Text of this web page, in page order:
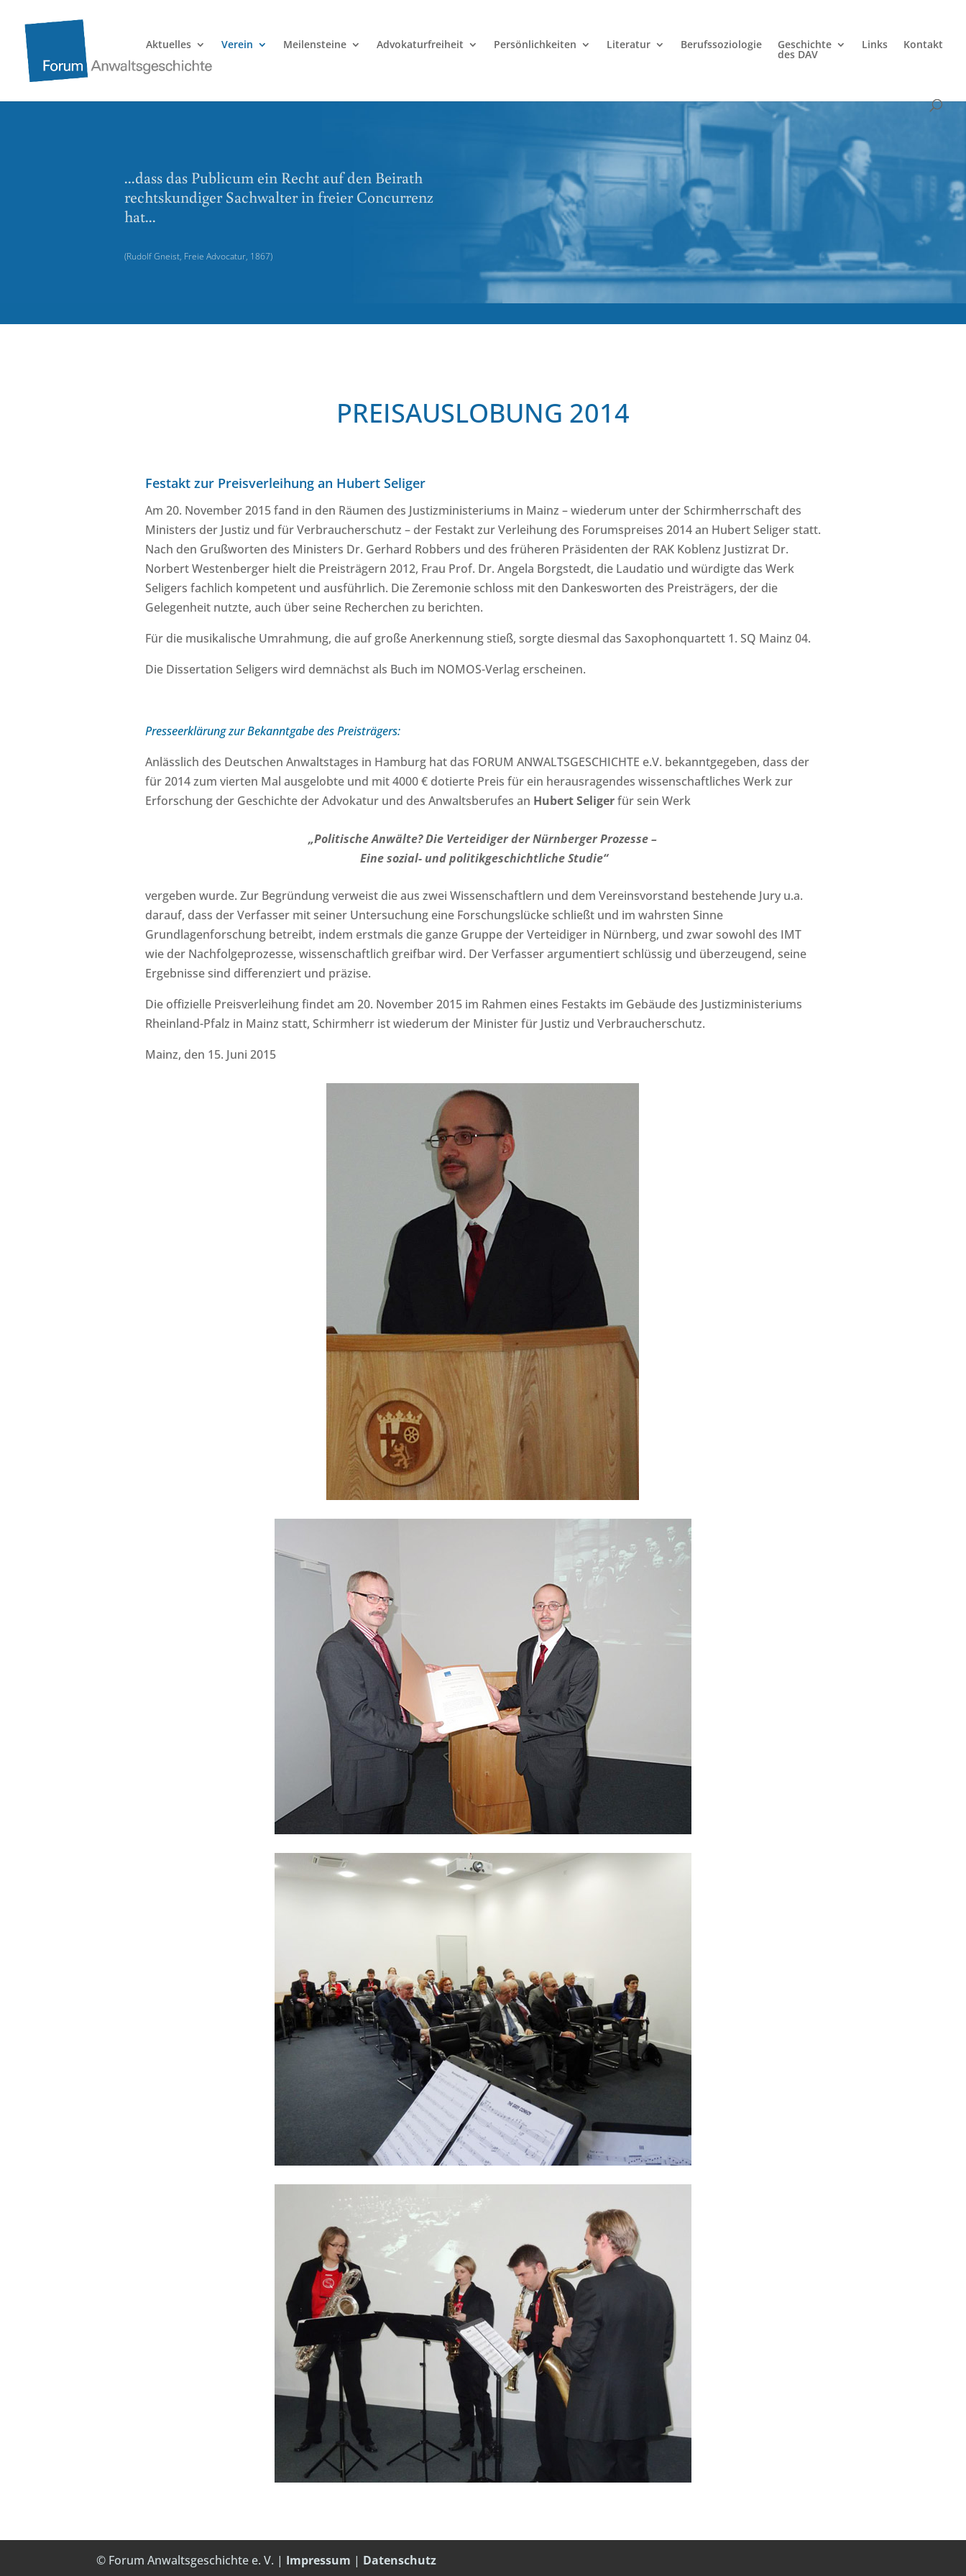
Aktuelles Verein Meilensteine Advokaturfreiheit Persönlichkeiten Literatur Berufssoziologie Geschichte
des DAV
Links Kontakt
...dass das Publicum ein Recht auf den Beirath
rechtskundiger Sachwalter in freier Concurrenz
hat...
(Rudolf Gneist, Freie Advocatur, 1867)
PREISAUSLOBUNG 2014
Festakt zur Preisverleihung an Hubert Seliger
Am 20. November 2015 fand in den Räumen des Justizministeriums in Mainz – wiederum unter der Schirmherrschaft des
Ministers der Justiz und für Verbraucherschutz – der Festakt zur Verleihung des Forumspreises 2014 an Hubert Seliger statt.
Nach den Grußworten des Ministers Dr. Gerhard Robbers und des früheren Präsidenten der RAK Koblenz Justizrat Dr.
Norbert Westenberger hielt die Preisträgern 2012, Frau Prof. Dr. Angela Borgstedt, die Laudatio und würdigte das Werk
Seligers fachlich kompetent und ausführlich. Die Zeremonie schloss mit den Dankesworten des Preisträgers, der die
Gelegenheit nutzte, auch über seine Recherchen zu berichten.
Für die musikalische Umrahmung, die auf große Anerkennung stieß, sorgte diesmal das Saxophonquartett 1. SQ Mainz 04.
Die Dissertation Seligers wird demnächst als Buch im NOMOS-Verlag erscheinen.
Presseerklärung zur Bekanntgabe des Preisträgers:
Anlässlich des Deutschen Anwaltstages in Hamburg hat das FORUM ANWALTSGESCHICHTE e.V. bekanntgegeben, dass der
für 2014 zum vierten Mal ausgelobte und mit 4000 € dotierte Preis für ein herausragendes wissenschaftliches Werk zur
Erforschung der Geschichte der Advokatur und des Anwaltsberufes an Hubert Seligerfür sein Werk
„Politische Anwälte? Die Verteidiger der Nürnberger Prozesse –
Eine sozial- und politikgeschichtliche Studie“
vergeben wurde. Zur Begründung verweist die aus zwei Wissenschaftlern und dem Vereinsvorstand bestehende Jury u.a.
darauf, dass der Verfasser mit seiner Untersuchung eine Forschungslücke schließt und im wahrsten Sinne
Grundlagenforschung betreibt, indem erstmals die ganze Gruppe der Verteidiger in Nürnberg, und zwar sowohl des IMT
wie der Nachfolgeprozesse, wissenschaftlich greifbar wird. Der Verfasser argumentiert schlüssig und überzeugend, seine
Ergebnisse sind differenziert und präzise.
Die offizielle Preisverleihung findet am 20. November 2015 im Rahmen eines Festakts im Gebäude des Justizministeriums
Rheinland-Pfalz in Mainz statt, Schirmherr ist wiederum der Minister für Justiz und Verbraucherschutz.
Mainz, den 15. Juni 2015
© Forum Anwaltsgeschichte e. V. | Impressum | Datenschutz